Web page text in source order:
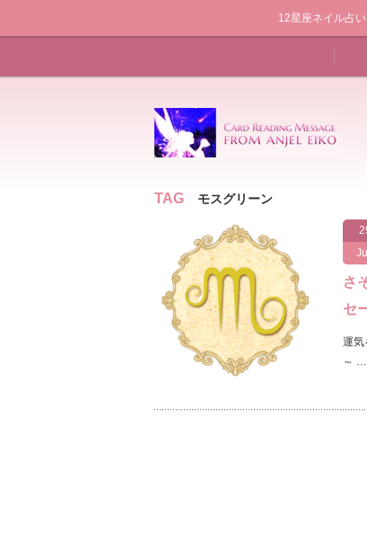
12星座ネイル占
TAG モスグリーン
さ
セ
運気
～ …